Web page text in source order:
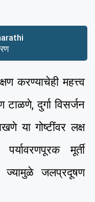
करण्याचेही महत्त्व
दुर्गा विसर्जन
या गोष्टींवर लक्ष
मूर्ती
ज्यामुळे जलप्रदूषण